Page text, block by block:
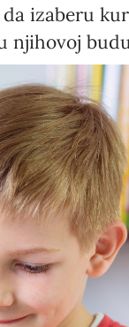
izaberu
njihovoj